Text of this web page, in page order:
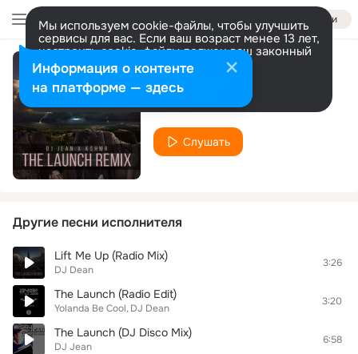
Войти
Мы используем cookie-файлы, чтобы улучшить
сервисы для вас. Если ваш возраст менее 13 лет,
настроить cookie-файлы должен ваш законный
представитель. Больше информации
Разрешить все Настроить
New Dutch Shuffle
DJ Dean
Слушать
Другие песни исполнителя
Lift Me Up (Radio Mix)
DJ Dean
3:26
The Launch (Radio Edit)
Yolanda Be Cool DJ Dean
3:20
The Launch (DJ Disco Mix)
DJ Jean
6:58
Информация о контенте
на платформе — здесь